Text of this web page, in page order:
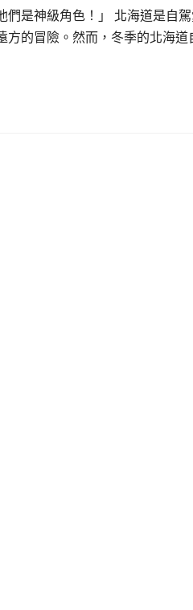
們是神級角色！」 北海道是自
方的冒險。然而，冬季的北海道